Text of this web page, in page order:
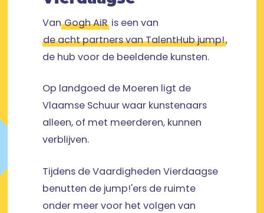
VanGogh AiR is een van
de acht partners van TalentHub jump!,
de hub voor de beeldende kunsten.
Op landgoed de Moeren ligt de
Vlaamse Schuur waar kunstenaars
alleen, of met meerderen, kunnen
verblijven.
Tijdens de Vaardigheden Vierdaagse
benutten de jump!'ers de ruimte
onder meer voor het volgen van